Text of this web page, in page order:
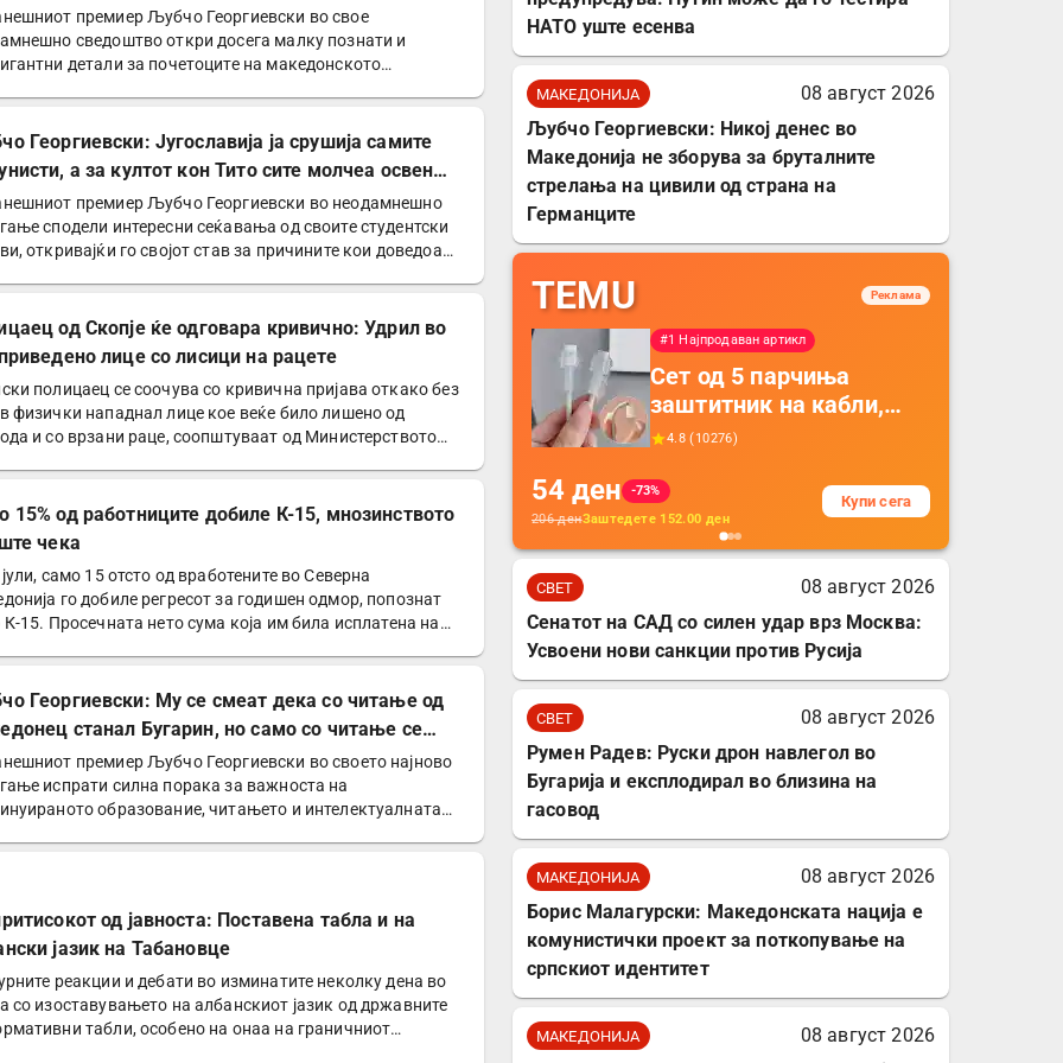
премиер Љубчо Георгиевски во свое
сведоштво откри досега малку познати и
детали за почетоците на македонското
Георгиевски: Југославија ја срушија самите
а за култот кон Тито сите молчеа освен
премиер Љубчо Георгиевски во неодамнешно
сподели интересни сеќавања од своите студентски
откривајќи го својот став за причините кои доведоа…
од Скопје ќе одговара кривично: Удрил во
лице со лисици на рацете
полицаец се соочува со кривична пријава откако без
физички нападнал лице кое веќе било лишено од
и со врзани раце, соопштуваат од Министерството
15% од работниците добиле К-15, мнозинството
чека
само 15 отсто од вработените во Северна
го добиле регресот за годишен одмор, попознат
К-15. Просечната нето сума која им била исплатена на
Георгиевски: Му се смеат дека со читање од
станал Бугарин, но само со читање се
интелектуалец
премиер Љубчо Георгиевски во своето најново
испрати силна порака за важноста на
образование, читањето и интелектуалната
од јавноста: Поставена табла и на
јазик на Табановце
реакции и дебати во изминатите неколку дена во
со изоставувањето на албанскиот јазик од државните
табли, особено на онаа на граничниот…
НАТО уште есенва
МАКЕДОНИЈА
08 август 2026
Љубчо Георгиевски: Никој денес во
Македонија не зборува за бруталните
стрелања на цивили од страна на
Германците
TEMU Реклама
#1 Најпродаван артикл
Сет од 5 парчиња
заштитник на кабли,
прекривка за заштита
додатоци за заштита на
кабли, без батерија, за
мобилни телефони,
комплет за заштита на
4.8 (10276)
54 ден
-73%
206денЗаштедете 152.00 ден
Купи сега
СВЕТ
08 август 2026
Сенатот на САД со силен удар врз Москва:
Усвоени нови санкции против Русија
СВЕТ
08 август 2026
Румен Радев: Руски дрон навлегол во
Бугарија и експлодирал во близина на
гасовод
МАКЕДОНИЈА
08 август 2026
Борис Малагурски: Македонската нација е
комунистички проект за поткопување на
српскиот идентитет
МАКЕДОНИЈА
08 август 2026